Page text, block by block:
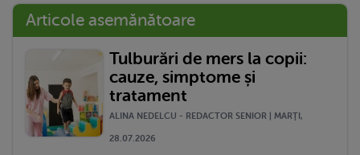
Articole asemănătoare
Tulburări de mers la copii:
cauze, simptome și
tratament
ALINA NEDELCU - REDACTOR SENIOR | MARŢI,
28.07.2026